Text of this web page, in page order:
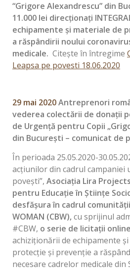
“Grigore Alexandrescu” din
11.000 lei direcționați
echipamente și materiale de
a răspândirii noului
medicale. Citește în întregime
Leapsa pe povesti 18.06.2020
29 mai 2020Antreprenori
vederea colectării de donații
de Urgență pentru Copii
din București – comunicat de
În perioada 25.05.2020-
acțiunilor din cadrul campaniei
povești”, Asociaţia Lira
pentru Educaţie în Ştiinţe
desfăşura în cadrul comunităţii
WOMAN (CBW),cu sprijinul
#CBW, o serie de licitaţii online
achiziționării de echipamente
protecție şi prevenție a
necesare cadrelor medicale din